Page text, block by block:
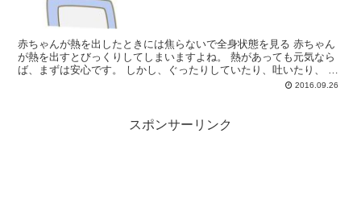
赤ちゃんが熱を出したときには焦らないで全身状態を見る 赤ちゃん
が熱を出すとびっくりしてしまいますよね。 熱があっても元気なら
ば、まずは安心です。 しかし、ぐったりしていたり、吐いたり、 下
2016.09.26
スポンサーリンク